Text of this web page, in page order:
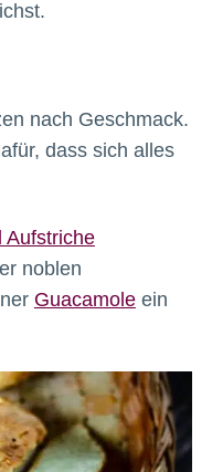
nach Geschmack.
dass sich alles
Aufstriche
noblen
Guacamoleein